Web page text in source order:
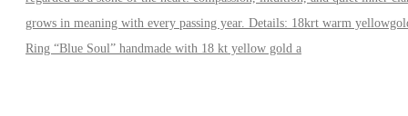
Ring “Blue Soul” handmade with 18 kt yellow gold a